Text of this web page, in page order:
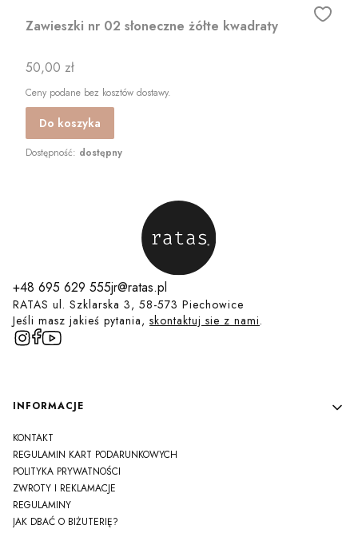
Zawieszki nr 02 słoneczne żółte kwadraty
Cena
50,00 zł
Ceny podane bez kosztów dostawy.
Do koszyka
Dostępność: dostępny
+48 695 629 555jr@ratas.pl
RATAS ul. Szklarska 3, 58-573 Piechowice
Jeśli masz jakieś pytania, skontaktuj sie z nami.
Linki w stopce
INFORMACJE
KONTAKT
REGULAMIN KART PODARUNKOWYCH
POLITYKA PRYWATNOŚCI
ZWROTY I REKLAMACJE
REGULAMINY
JAK DBAĆ O BIŻUTERIĘ?